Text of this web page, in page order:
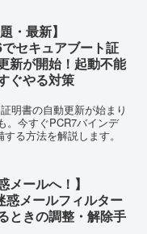
・最新】
セキュアブート証
新が開始！起動不能
ぐやる対策
明書の自動更新が始まり
。今すぐPCR7バインデ
る方法を解説します。
メールへ！】
メールフィルター
ときの調整・解除手